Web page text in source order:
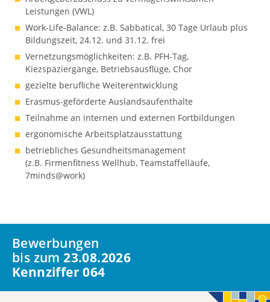
Leistungen (VWL)
Work-Life-Balance: z.B. Sabbatical, 30 Tage Urlaub plus
Bildungszeit, 24.12. und 31.12. frei
Vernetzungsmöglichkeiten: z.B. PFH-Tag,
Kiezspaziergänge, Betriebsausflüge, Chor
gezielte berufliche Weiterentwicklung
Erasmus-geförderte Auslandsaufenthalte
Teilnahme an internen und externen Fortbildungen
ergonomische Arbeitsplatzausstattung
betriebliches Gesundheitsmanagement
(z.B. Firmenfitness Wellhub, Teamstaffelläufe,
7minds@work)
Bewerbungen
bis zum 23.08.2026
Kennziffer 064